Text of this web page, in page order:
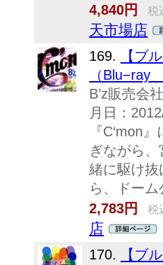
4,840円
税
天市場店
169.
【ブ
（Blu−ray
B’z販売会
月日：
『C‘mon
ぎながら
緒に駆け
ら、ドー
2,783円
税
店
170.
【ブ